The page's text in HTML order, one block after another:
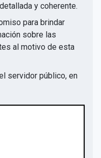
y coherente.
para brindar
sobre las
motivo de esta
servidor público, en